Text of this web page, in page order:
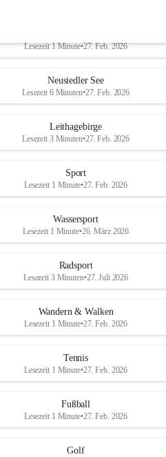
Lesezeit 1 Minute•27. Feb. 2026
Neusiedler See
Lesezeit 6 Minuten•27. Feb. 2026
Leithagebirge
Lesezeit 3 Minuten•27. Feb. 2026
Sport
Lesezeit 1 Minute•27. Feb. 2026
Wassersport
Lesezeit 1 Minute•26. März 2026
Radsport
Lesezeit 3 Minuten•27. Juli 2026
Wandern & Walken
Lesezeit 1 Minute•27. Feb. 2026
Tennis
Lesezeit 1 Minute•27. Feb. 2026
Fußball
Lesezeit 1 Minute•27. Feb. 2026
Golf